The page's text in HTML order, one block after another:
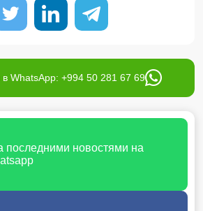
WhatsApp: +994 50 281 67 69
последними новостями на